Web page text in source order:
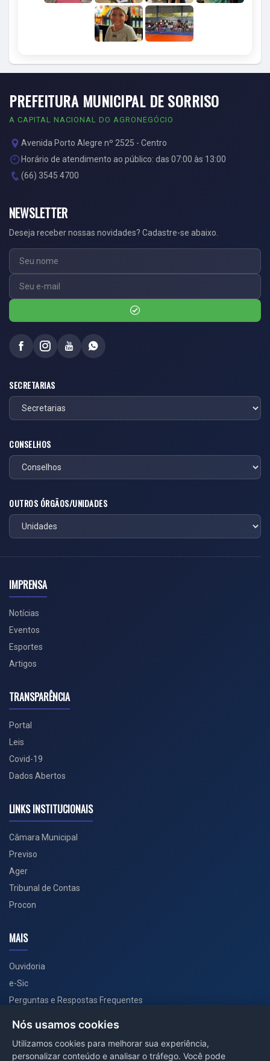
PREFEITURA MUNICIPAL DE SORRISO
A CAPITAL NACIONAL DO AGRONEGÓCIO
Avenida Porto Alegre nº 2525 - Centro
Horário de atendimento ao público: das 07:00 às 13:00
(66) 3545 4700
NEWSLETTER
Deseja receber nossas novidades? Cadastre-se abaixo.
SECRETARIAS
CONSELHOS
OUTROS ÓRGÃOS/UNIDADES
IMPRENSA
Notícias
Eventos
Esportes
Artigos
TRANSPARÊNCIA
Portal
Leis
Covid-19
Dados Abertos
LINKS INSTITUCIONAIS
Câmara Municipal
Previso
Ager
Tribunal de Contas
Procon
MAIS
Ouvidoria
e-Sic
Perguntas e Respostas Frequentes
Nós usamos cookies
Utilizamos cookies para melhorar sua experiência,
personalizar conteúdo e analisar o tráfego. Você pode